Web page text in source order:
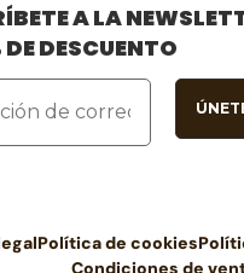
A LA
DESCUENTO
Política de cookies
Condiciones de